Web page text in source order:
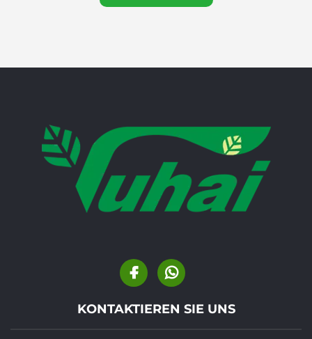
KONTAKTIEREN SIE UNS